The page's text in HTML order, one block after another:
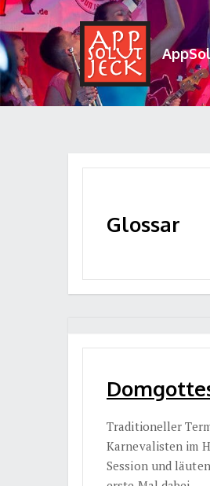
Glossar
Traditioneller
Karnevalisten im
Session und